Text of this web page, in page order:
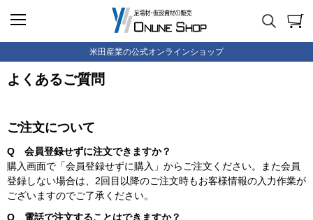
米田産業の公式オンラインショップ
よくあるご質問
ご注文について
Q 会員登録せずに注文できますか？
購入画面で「会員登録せずに購入」からご注文ください。また会員
登録しない場合は、2回目以降のご注文時もお客様情報の入力作業が
ございますのでご了承ください。
Q 電話で注文することはできますか？